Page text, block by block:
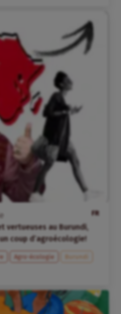
FR
vertueuses au Burundi,
coup d’agroécologie!
Agro-écologie
Burundi